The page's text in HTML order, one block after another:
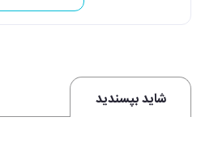
شاید بپسندید